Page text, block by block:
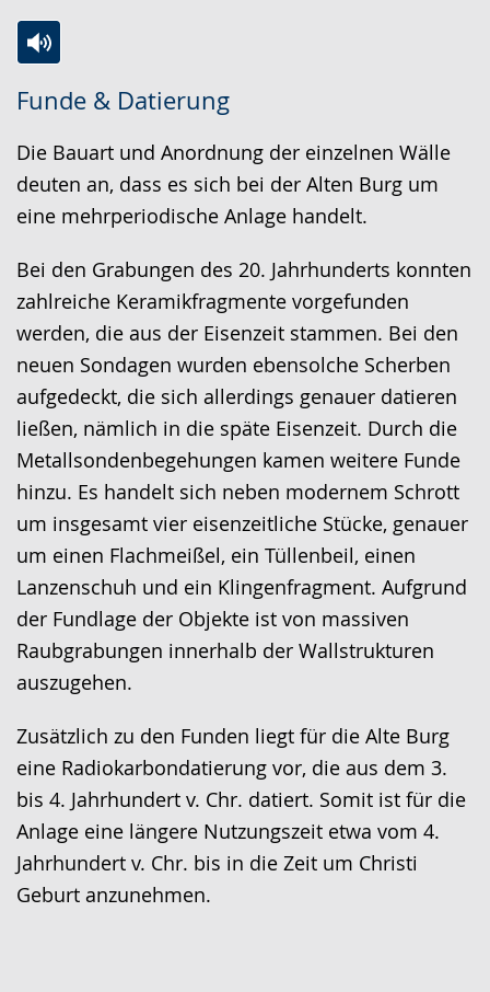
Funde & Datierung
Leichten
Sprache
wechseln.
Audio-
Unterstützung.
Video
in
Deutscher
Gebärdensprache
angezeigt.
Die Bauart und Anordnung der einzelnen Wälle
deuten an, dass es sich bei der Alten Burg um
eine mehrperiodische Anlage handelt.
Bei den Grabungen des 20. Jahrhunderts konnten
zahlreiche Keramikfragmente vorgefunden
werden, die aus der Eisenzeit stammen. Bei den
neuen Sondagen wurden ebensolche Scherben
aufgedeckt, die sich allerdings genauer datieren
ließen, nämlich in die späte Eisenzeit. Durch die
Metallsondenbegehungen kamen weitere Funde
hinzu. Es handelt sich neben modernem Schrott
um insgesamt vier eisenzeitliche Stücke, genauer
um einen Flachmeißel, ein Tüllenbeil, einen
Lanzenschuh und ein Klingenfragment. Aufgrund
der Fundlage der Objekte ist von massiven
Raubgrabungen innerhalb der Wallstrukturen
auszugehen.
Zusätzlich zu den Funden liegt für die Alte Burg
eine Radiokarbondatierung vor, die aus dem 3.
bis 4. Jahrhundert v. Chr. datiert. Somit ist für die
Anlage eine längere Nutzungszeit etwa vom 4.
Jahrhundert v. Chr. bis in die Zeit um Christi
Geburt anzunehmen.